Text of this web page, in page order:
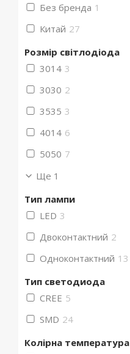
Без бренда 1
Китай 27
Розмір світлодіода
3014 3
3030 2
3535 3
4014 6
5050 7
Ще 1
Тип лампи
LED 3
Двоконтактний 2
Одноконтактний 13
Тип светодиода
CREE 5
SMD 24
Колірна температура